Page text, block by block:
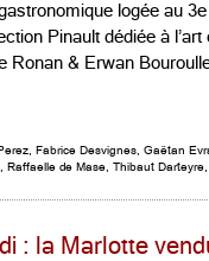
logée au
Pinault dédiée à
Ronan & Erwan
Fabrice Desvignes Gaëtan
Raffaelle de Mase Thibaut Darteyre
: la Marlotte